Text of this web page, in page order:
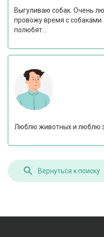
Выгуливаю собак. Очень
провожу время с
полюбят...
Люблю животных и люблю
Вернуться к поиску